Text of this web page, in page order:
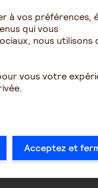
d’un bien
à vos préférences,
qui vous
nous utilisons
vous votre
Acceptez et